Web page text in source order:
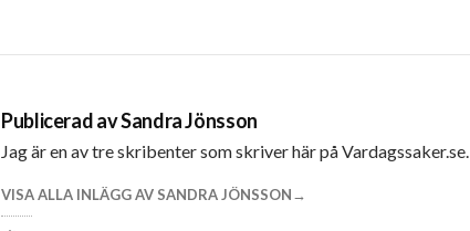
Publicerad avSandra Jönsson
Jag är en av tre skribenter som skriver här på Vardagssaker.se.
VISA ALLA INLÄGG AV SANDRA JÖNSSON